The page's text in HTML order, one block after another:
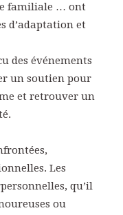
familiale … ont
d’adaptation et
des événements
un soutien pour
et retrouver un
Les
qu’il
ou